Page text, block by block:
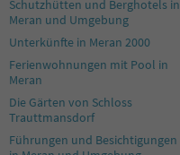
Schutzhütten und Berghotels in
Meran und Umgebung
Unterkünfte in Meran 2000
Ferienwohnungen mit Pool in
Meran
Die Gärten von Schloss
Trauttmansdorf
Führungen und Besichtigungen